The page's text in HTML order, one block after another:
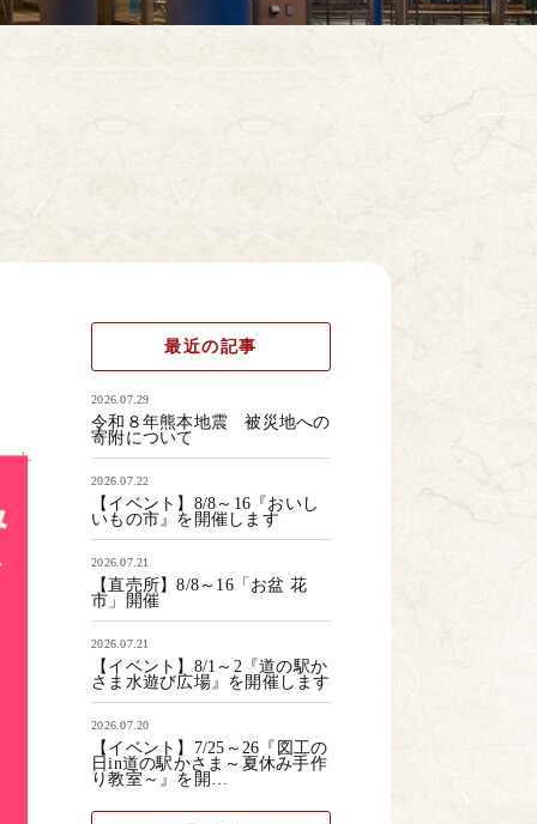
最近の記事
2026.07.29
令和８年熊本地震 被災地への
寄附について
2026.07.22
【イベント】8/8～16『おいし
いもの市』を開催します
2026.07.21
【直売所】8/8～16「お盆 花
市」開催
2026.07.21
【イベント】8/1～2『道の駅か
さま水遊び広場』を開催します
2026.07.20
【イベント】7/25～26『図工の
日in道の駅かさま～夏休み手作
り教室～』を開…